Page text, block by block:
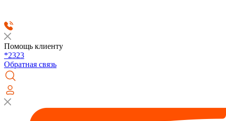
Помощь клиенту
*2323
Обратная связь